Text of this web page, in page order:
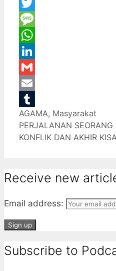
Facebook
Twitter
Message
WhatsApp
LinkedIn
Gmail
Email
Tumblr
Categories
AGAMA, Masyarakat
PERJALANAN SEORANG
KONFLIK DAN AKHIR
Receive new
Email address:
Subscribe to